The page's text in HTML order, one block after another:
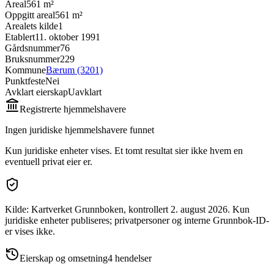
Areal561 m²
Oppgitt areal561 m²
Arealets kilde1
Etablert11. oktober 1991
Gårdsnummer76
Bruksnummer229
KommuneBærum (3201)
PunktfesteNei
Avklart eierskapUavklart
Registrerte hjemmelshavere
Ingen juridiske hjemmelshavere funnet
Kun juridiske enheter vises. Et tomt resultat sier ikke hvem en
eventuell privat eier er.
Kilde: Kartverket Grunnboken, kontrollert 2. august 2026. Kun
juridiske enheter publiseres; privatpersoner og interne Grunnbok-ID-
er vises ikke.
Eierskap og omsetning4 hendelser